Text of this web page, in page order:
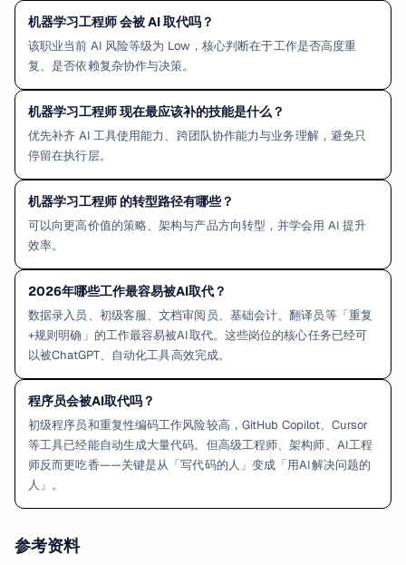
机器学习工程师 会被 AI 取代吗？
该职业当前 AI 风险等级为 Low，核心判断在于工作是否高度重
复、是否依赖复杂协作与决策。
机器学习工程师 现在最应该补的技能是什么？
优先补齐 AI 工具使用能力、跨团队协作能力与业务理解，避免只
停留在执行层。
机器学习工程师 的转型路径有哪些？
可以向更高价值的策略、架构与产品方向转型，并学会用 AI 提升
效率。
2026年哪些工作最容易被AI取代？
数据录入员、初级客服、文档审阅员、基础会计、翻译员等「重复
+规则明确」的工作最容易被AI取代。这些岗位的核心任务已经可
以被ChatGPT、自动化工具高效完成。
程序员会被AI取代吗？
初级程序员和重复性编码工作风险较高，GitHub Copilot、Cursor
等工具已经能自动生成大量代码。但高级工程师、架构师、AI工程
师反而更吃香——关键是从「写代码的人」变成「用AI解决问题的
人」。
参考资料